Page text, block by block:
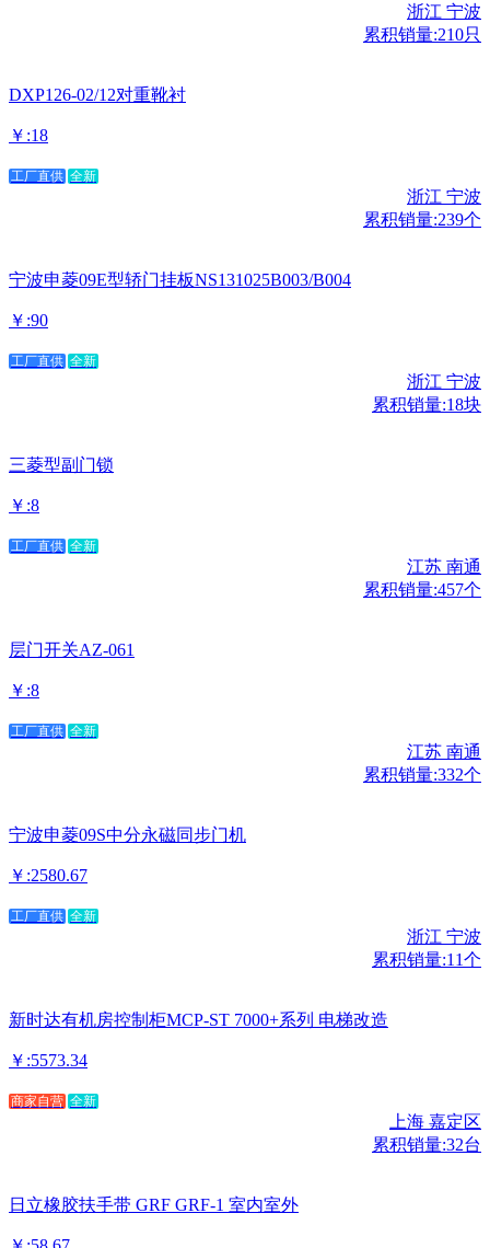
浙江 宁波
累积销量:210只
DXP126-02/12对重靴衬
￥:18
工厂直供 全新
浙江 宁波
累积销量:239个
宁波申菱09E型轿门挂板NS131025B003/B004
￥:90
工厂直供 全新
浙江 宁波
累积销量:18块
三菱型副门锁
￥:8
工厂直供 全新
江苏 南通
累积销量:457个
层门开关AZ-061
￥:8
工厂直供 全新
江苏 南通
累积销量:332个
宁波申菱09S中分永磁同步门机
￥:2580.67
工厂直供 全新
浙江 宁波
累积销量:11个
新时达有机房控制柜MCP-ST 7000+系列 电梯改造
￥:5573.34
商家自营 全新
上海 嘉定区
累积销量:32台
日立橡胶扶手带 GRF GRF-1 室内室外